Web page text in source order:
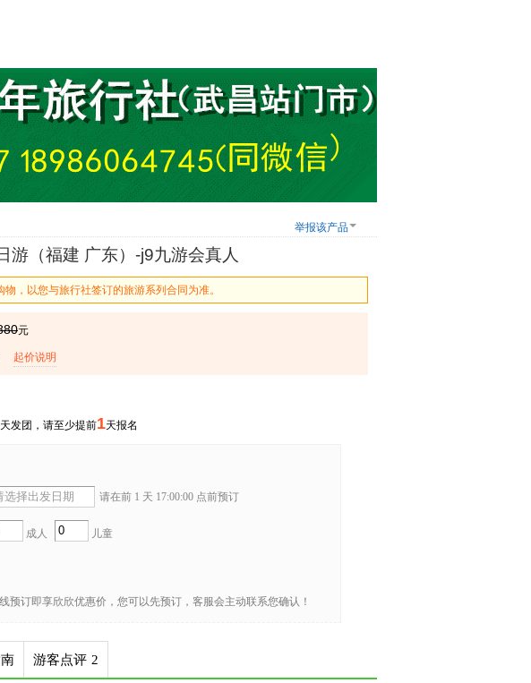
游（福建 广东）-j9九游会真人
物，以您与旅行社签订的旅游系列合同为准。
元
起价说明
发团，请至少提前1天报名
请在前 1 天 17:00:00 点前预订
成人 儿童
预订即享欣欣优惠价，您可以先预订，客服会主动联系您确认！
游客点评 2
举报该产品